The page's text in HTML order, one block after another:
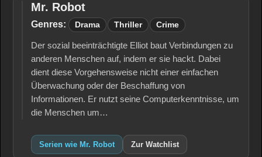
Mr.
Robot
Mr. Robot
Genres: Drama Thriller Crime
Der sozial beeinträchtigte Elliot baut Verbindungen zu
anderen Menschen auf, indem er sie hackt. Dabei
dient diese Vorgehensweise nicht einer einfachen
Überwachung oder der Beschaffung von
Informationen. Er nutzt seine Computerkenntnisse, um
die Menschen um…
Serien wie Mr. Robot Zur Watchlist